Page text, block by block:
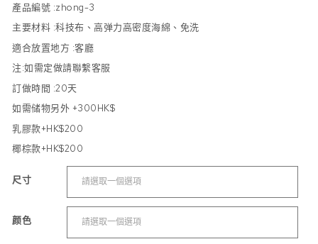
產品編號 :zhong-3
主要材料 :科技布、高弹力高密度海綿、免洗
適合放置地方 :客廳
注:如需定做請聯繫客服
訂做時間 :20天
如需储物另外 +300HK$
乳膠款+HK$200
椰棕款+HK$200
尺寸
颜色